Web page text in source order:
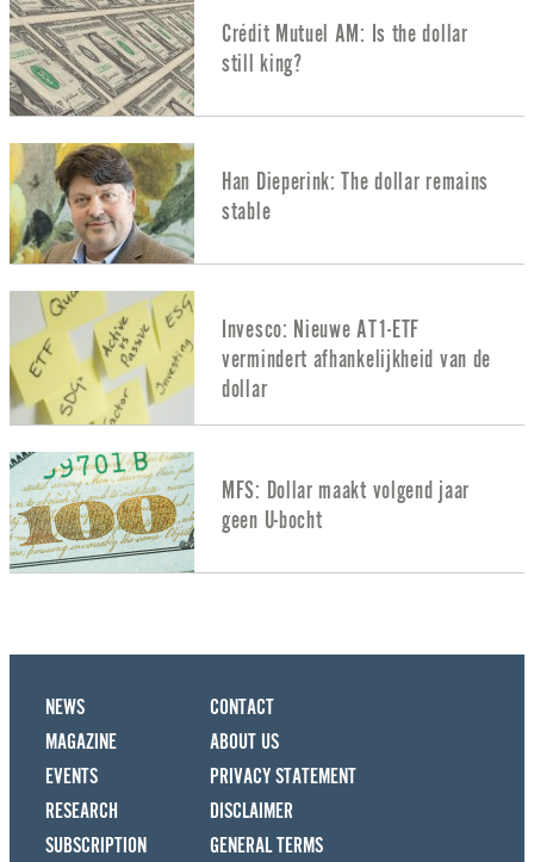
Crédit Mutuel AM: Is the dollar
still king?
Han Dieperink: The dollar remains
stable
Invesco: Nieuwe AT1-ETF
vermindert afhankelijkheid van de
dollar
MFS: Dollar maakt volgend jaar
geen U-bocht
NEWS
MAGAZINE
EVENTS
RESEARCH
SUBSCRIPTION
CONTACT
ABOUT US
PRIVACY STATEMENT
DISCLAIMER
GENERAL TERMS